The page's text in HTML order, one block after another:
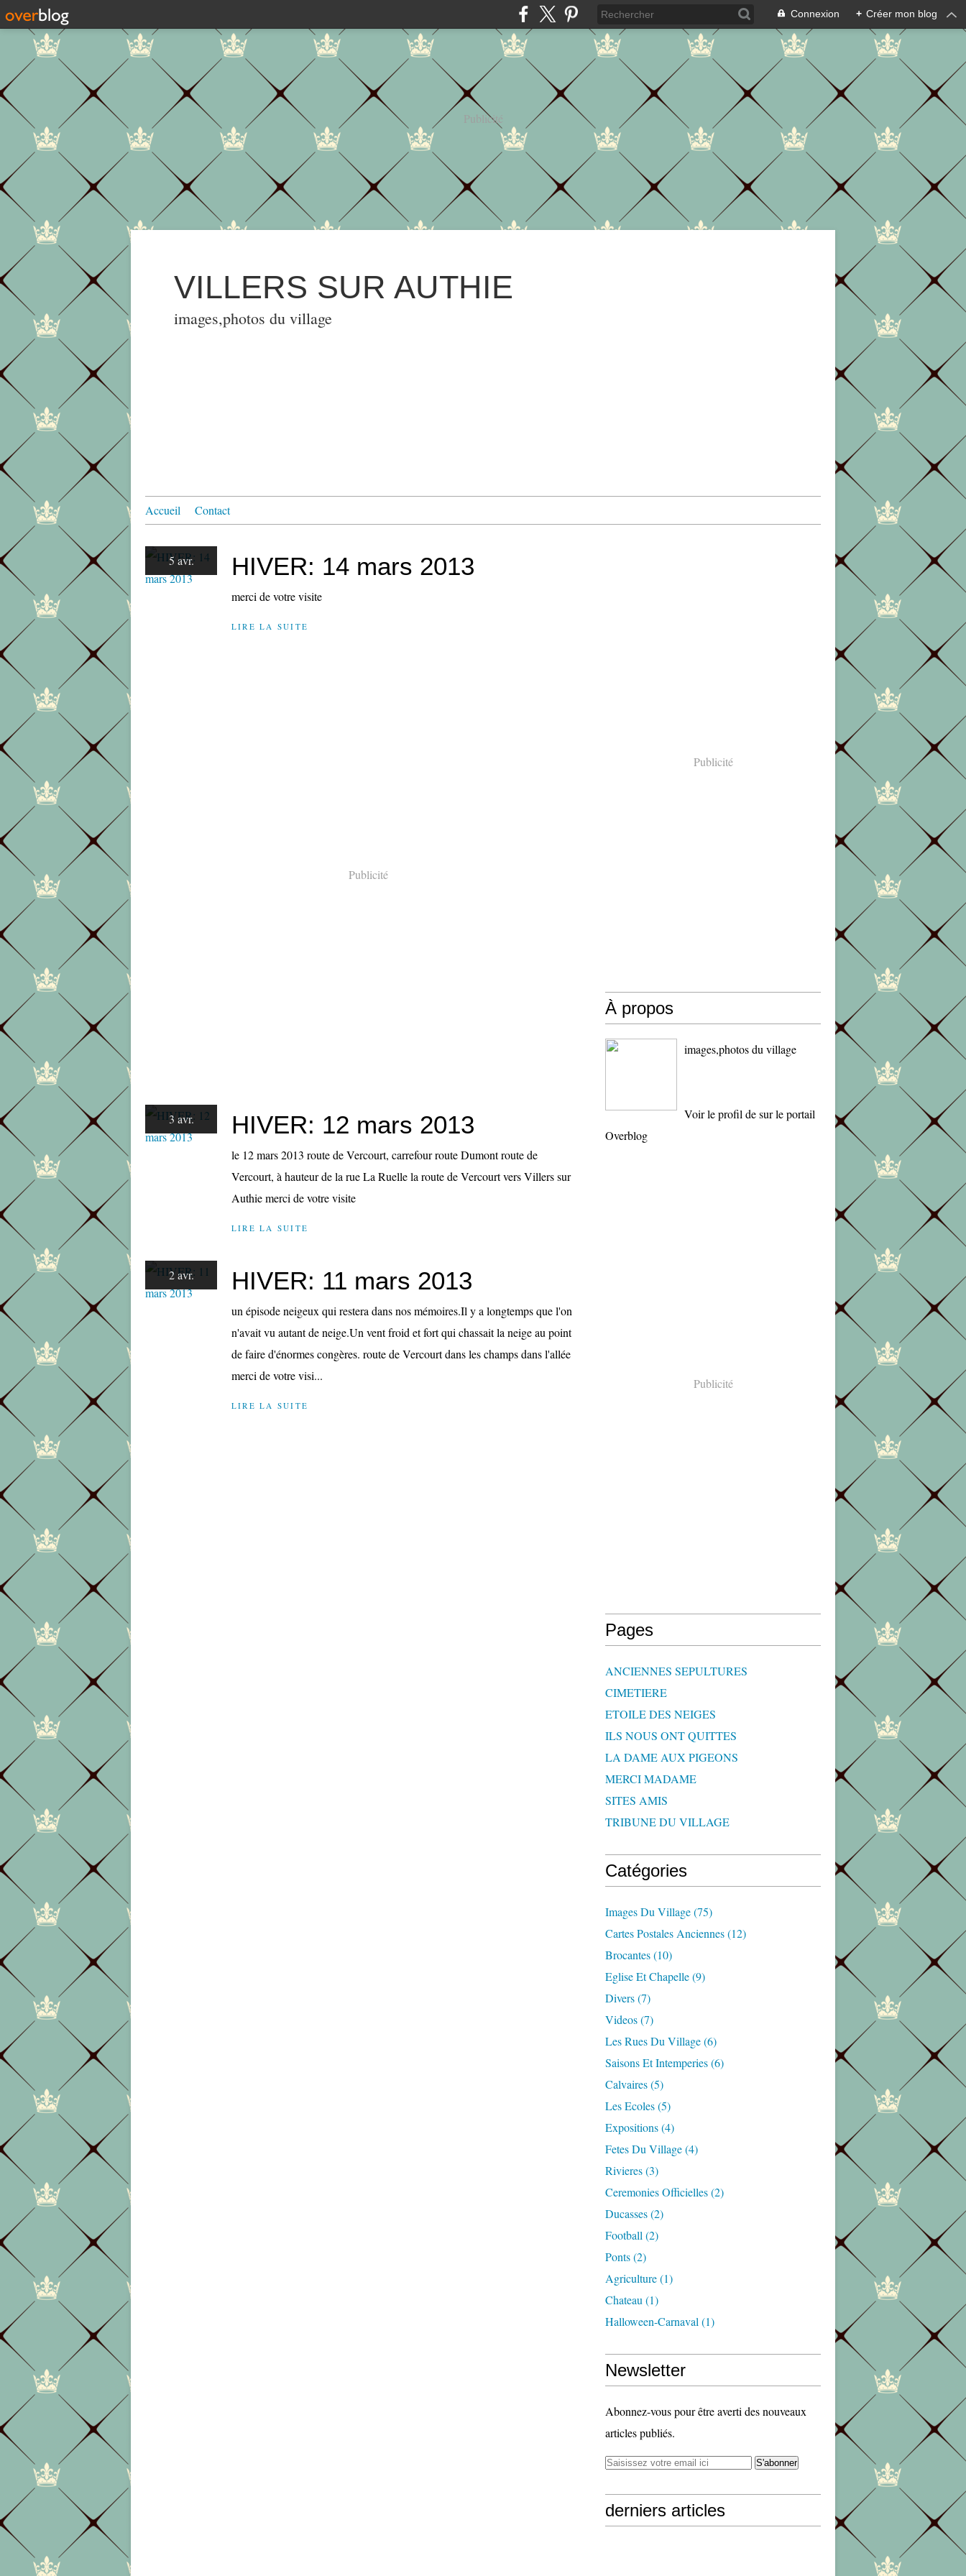
Connexion + Créer mon blog
Publicité
VILLERS SUR AUTHIE
images,photos du village
Accueil Contact
5 avr. HIVER: 14 mars 2013
merci de votre visite
LIRE LA SUITE
Publicité
3 avr. HIVER: 12 mars 2013
le 12 mars 2013 route de Vercourt, carrefour route Dumont route de
Vercourt, à hauteur de la rue La Ruelle la route de Vercourt vers Villers sur
Authie merci de votre visite
LIRE LA SUITE
2 avr. HIVER: 11 mars 2013
un épisode neigeux qui restera dans nos mémoires.Il y a longtemps que l'on
n'avait vu autant de neige.Un vent froid et fort qui chassait la neige au point
de faire d'énormes congères. route de Vercourt dans les champs dans l'allée
merci de votre visi...
LIRE LA SUITE
Publicité
À propos
images,photos du village
Voir le profil desur le portail
Overblog
Publicité
Pages
ANCIENNES SEPULTURES
CIMETIERE
ETOILE DES NEIGES
ILS NOUS ONT QUITTES
LA DAME AUX PIGEONS
MERCI MADAME
SITES AMIS
TRIBUNE DU VILLAGE
Catégories
Images Du Village(75)
Cartes Postales Anciennes(12)
Brocantes(10)
Eglise Et Chapelle(9)
Divers(7)
Videos(7)
Les Rues Du Village(6)
Saisons Et Intemperies(6)
Calvaires(5)
Les Ecoles(5)
Expositions(4)
Fetes Du Village(4)
Rivieres(3)
Ceremonies Officielles(2)
Ducasses(2)
Football (2)
Ponts(2)
Agriculture(1)
Chateau (1)
Halloween-Carnaval (1)
Newsletter
Abonnez-vous pour être averti des nouveaux
articles publiés.
derniers articles